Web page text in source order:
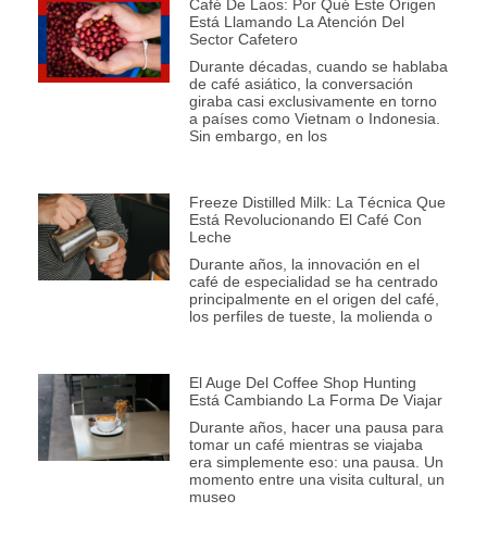
Café De Laos: Por Qué Este Origen
Está Llamando La Atención Del
Sector Cafetero
Durante décadas, cuando se hablaba
de café asiático, la conversación
giraba casi exclusivamente en torno
a países como Vietnam o Indonesia.
Sin embargo, en los
Freeze Distilled Milk: La Técnica Que
Está Revolucionando El Café Con
Leche
Durante años, la innovación en el
café de especialidad se ha centrado
principalmente en el origen del café,
los perfiles de tueste, la molienda o
El Auge Del Coffee Shop Hunting
Está Cambiando La Forma De Viajar
Durante años, hacer una pausa para
tomar un café mientras se viajaba
era simplemente eso: una pausa. Un
momento entre una visita cultural, un
museo